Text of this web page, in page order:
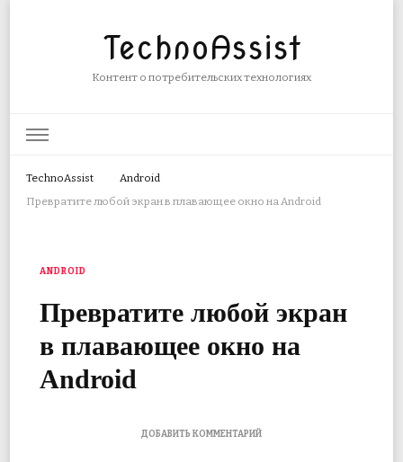
TechnoAssist
Контент о потребительских технологиях
TechnoAssist
Android
Превратите любой экран в плавающее окно на Android
ANDROID
Превратите любой экран
в плавающее окно на
Android
ДОБАВИТЬ КОММЕНТАРИЙК